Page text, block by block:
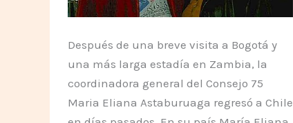
Después de una breve visita a Bogotá y
una más larga estadía en Zambia, la
coordinadora general del Consejo 75
Maria Eliana Astaburuaga regresó a Chile